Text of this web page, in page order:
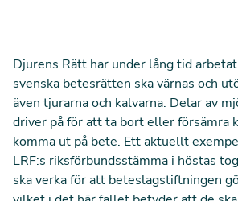
Djurens Rätt har under lång tid
svenska betesrätten ska värnas och
även tjurarna och kalvarna. Delar av
driver på för att ta bort eller försämra
komma ut på bete. Ett aktuellt
LRF:s riksförbundsstämma i höstas
ska verka för att beteslagstiftningen